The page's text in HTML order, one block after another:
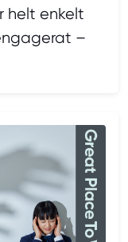
helt enkelt
–